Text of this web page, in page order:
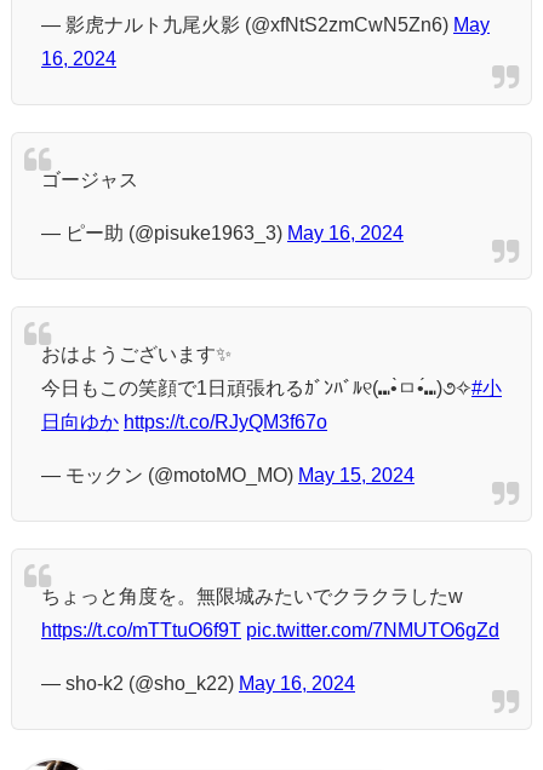
— 影虎ナルト九尾火影 (@xfNtS2zmCwN5Zn6) May
16, 2024
ゴージャス
— ピー助 (@pisuke1963_3) May 16, 2024
おはようございます✨
今日もこの笑顔で1日頑張れるｶﾞﾝﾊﾞﾙ୧(⑉•̀ㅁ•́⑉)૭✧#小
日向ゆか https://t.co/RJyQM3f67o
— モックン (@motoMO_MO) May 15, 2024
ちょっと角度を。無限城みたいでクラクラしたw
https://t.co/mTTtuO6f9T pic.twitter.com/7NMUTO6gZd
— sho-k2 (@sho_k22) May 16, 2024